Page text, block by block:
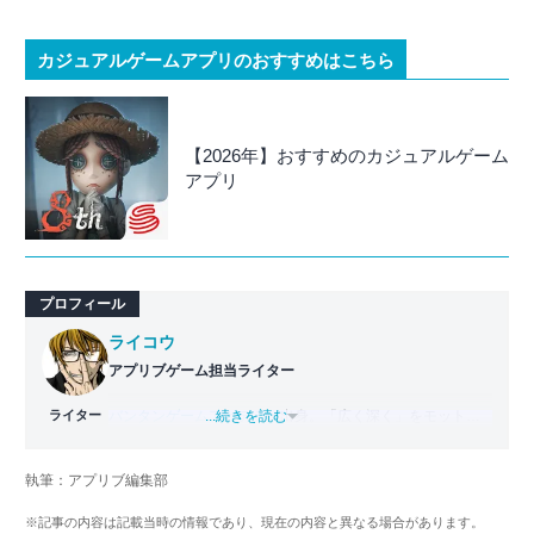
カジュアルゲームアプリのおすすめはこちら
【2026年】おすすめのカジュアルゲーム
アプリ
プロフィール
ライター
ライコウ
アプリブゲーム担当ライター
バンタンゲームアカデミー 出身。「広く深く」をモットー
ゲームだけでも1,000本以上。ゲーム開発者を目指した経験
くして面白さを引き出し、人々に伝えるためゲームライタ
...続きを読む
執筆：アプリブ編集部
※記事の内容は記載当時の情報であり、現在の内容と異なる場合があります。